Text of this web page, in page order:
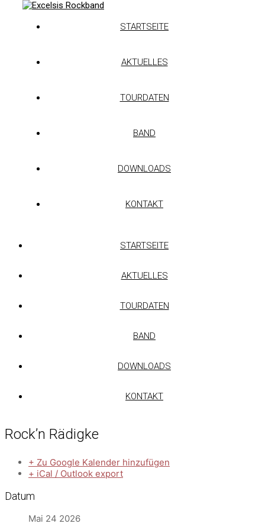
STARTSEITE
AKTUELLES
TOURDATEN
BAND
DOWNLOADS
KONTAKT
STARTSEITE
AKTUELLES
TOURDATEN
BAND
DOWNLOADS
KONTAKT
Rock’n Rädigke
+ Zu Google Kalender hinzufügen
+ iCal / Outlook export
Datum
Mai 24 2026